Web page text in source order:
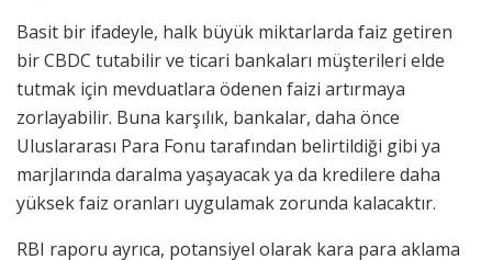
Basit bir ifadeyle, halk büyük miktarlarda faiz getiren
bir CBDC tutabilir ve ticari bankaları müşterileri elde
tutmak için mevduatlara ödenen faizi artırmaya
zorlayabilir. Buna karşılık, bankalar, daha önce
Uluslararası Para Fonu tarafından belirtildiği gibi ya
marjlarında daralma yaşayacak ya da kredilere daha
yüksek faiz oranları uygulamak zorunda kalacaktır.
RBI raporu ayrıca, potansiyel olarak kara para aklama